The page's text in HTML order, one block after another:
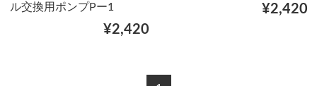
ル交換用ポンプPー1
¥2,420
¥2,420